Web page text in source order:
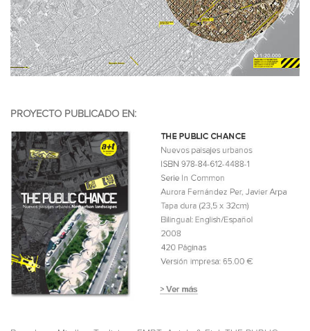
PROYECTO PUBLICADO EN: